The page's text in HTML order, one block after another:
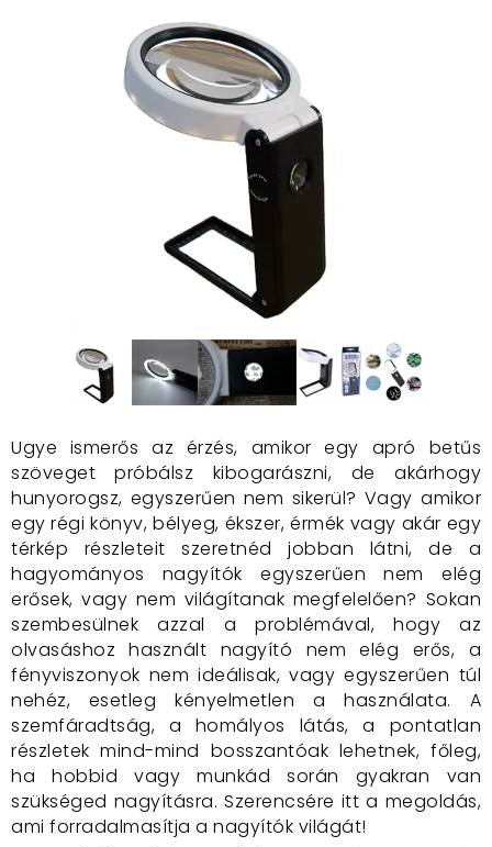
Ugye ismerős az érzés, amikor egy apró betűs
szöveget próbálsz kibogarászni, de akárhogy
hunyorogsz, egyszerűen nem sikerül? Vagy amikor
egy régi könyv, bélyeg, ékszer, érmék vagy akár egy
térkép részleteit szeretnéd jobban látni, de a
hagyományos nagyítók egyszerűen nem elég
erősek, vagy nem világítanak megfelelően? Sokan
szembesülnek azzal a problémával, hogy az
olvasáshoz használt nagyító nem elég erős, a
fényviszonyok nem ideálisak, vagy egyszerűen túl
nehéz, esetleg kényelmetlen a használata. A
szemfáradtság, a homályos látás, a pontatlan
részletek mind-mind bosszantóak lehetnek, főleg,
ha hobbid vagy munkád során gyakran van
szükséged nagyításra. Szerencsére itt a megoldás,
ami forradalmasítja a nagyítók világát!